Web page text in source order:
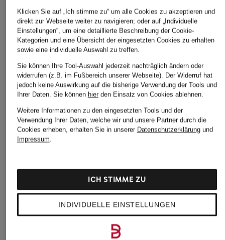
JIL SANDER
Klicken Sie auf „Ich stimme zu“ um alle Cookies zu akzeptieren und
direkt zur Webseite weiter zu navigieren; oder auf „Individuelle
Einstellungen“, um eine detaillierte Beschreibung der Cookie-
Kategorien und eine Übersicht der eingesetzten Cookies zu erhalten
sowie eine individuelle Auswahl zu treffen.
Sie können Ihre Tool-Auswahl jederzeit nachträglich ändern oder
widerrufen (z.B. im Fußbereich unserer Webseite). Der Widerruf hat
jedoch keine Auswirkung auf die bisherige Verwendung der Tools und
Ihrer Daten. Sie können hierden Einsatz von Cookies ablehnen.
Weitere Informationen zu den eingesetzten Tools und der
Verwendung Ihrer Daten, welche wir und unsere Partner durch die
Cookies erheben, erhalten Sie in unserer Datenschutzerklärungund
Impressum.
INDIVIDUELLE EINSTELLUNGEN
ICH STIMME ZU